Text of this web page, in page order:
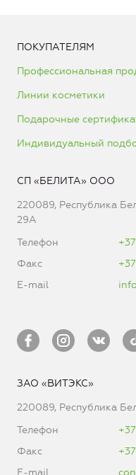
ПОКУПАТЕЛЯМ
Профессиональная
Линии косметики
Подарочные
Индивидуальный
СП «БЕЛИТА» ООО
220089, Республика
29А
Телефон
Факс
E-mail
ЗАО «ВИТЭКС»
220089, Республика
Телефон
Факс
E-mail